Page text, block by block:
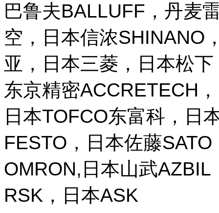
巴鲁夫BALLUFF，丹麦
空，日本信浓SHINANO
亚，日本三菱，日本松
东京精密ACCRETECH
日本TOFCO东富科，日
FESTO，日本佐藤
OMRON,日本山武
RSK，日本ASK